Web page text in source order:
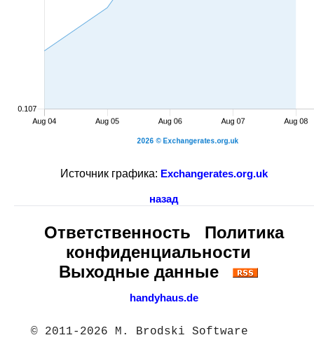
Источник графика: Exchangerates.org.uk
назад
Ответственность
Политика
конфиденциальности
Выходные данные
handyhaus.de
© 2011-2026 M. Brodski Software